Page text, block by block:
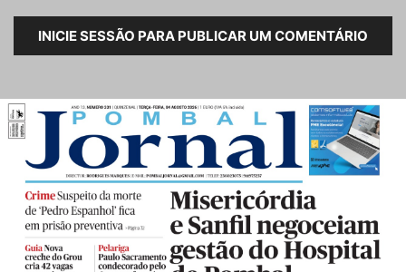
INICIE SESSÃO PARA PUBLICAR UM COMENTÁRIO